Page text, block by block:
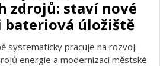
zdrojů: staví nové
úložiště
systematicky pracuje na rozvoji
energie a modernizaci městské